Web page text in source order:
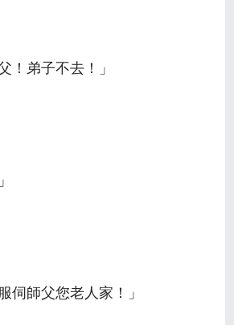
！弟子不去！」
伺師父您老人家！」